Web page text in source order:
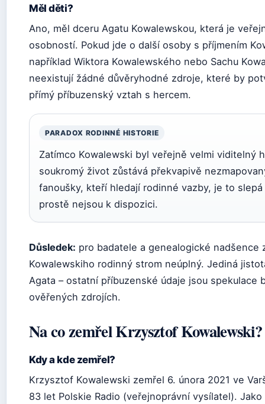
Měl děti?
Ano, měl dceru Agatu Kowalewskou, která je
osobností. Pokud jde o další osoby s příjmením
například Wiktora Kowalewského nebo Sachu
neexistují žádné důvěryhodné zdroje, které by
přímý příbuzenský vztah s hercem.
PARADOX RODINNÉ HISTORIE
Zatímco Kowalewski byl veřejně velmi viditelný
soukromý život zůstává překvapivě
fanoušky, kteří hledají rodinné vazby, je to slepá
prostě nejsou k dispozici.
Důsledek: pro badatele a genealogické nadšence
Kowalewskiho rodinný strom neúplný. Jediná
Agata – ostatní příbuzenské údaje jsou spekulace
ověřených zdrojích.
Na co zemřel Krzysztof Kowalewski?
Kdy a kde zemřel?
Krzysztof Kowalewski zemřel 6. února 2021 ve
83 let Polskie Radio (veřejnoprávní vysílatel).